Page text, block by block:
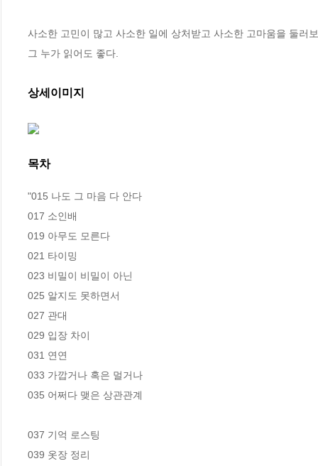
사소한 고민이 많고 사소한 일에 상처받고 사소한 고마움을 둘러
그 누가 읽어도 좋다.
상세이미지
목차
"015 나도 그 마음 다 안다
017 소인배
019 아무도 모른다
021 타이밍
023 비밀이 비밀이 아닌
025 알지도 못하면서
027 관대
029 입장 차이
031 연연
033 가깝거나 혹은 멀거나
035 어쩌다 맺은 상관관계
037 기억 로스팅
039 옷장 정리